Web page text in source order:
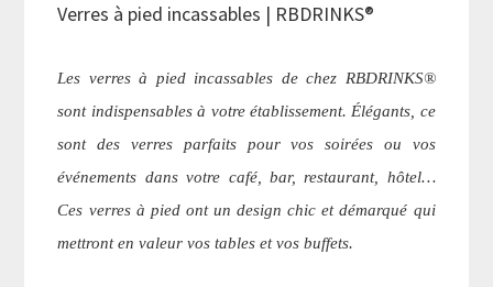
Verres à pied incassables | RBDRINKS®
Les verres à pied incassables de chez RBDRINKS®
sont indispensables à votre établissement. Élégants, ce
sont des verres parfaits pour vos soirées ou vos
événements dans votre café, bar, restaurant, hôtel…
Ces verres à pied ont un design chic et démarqué qui
mettront en valeur vos tables et vos buffets.